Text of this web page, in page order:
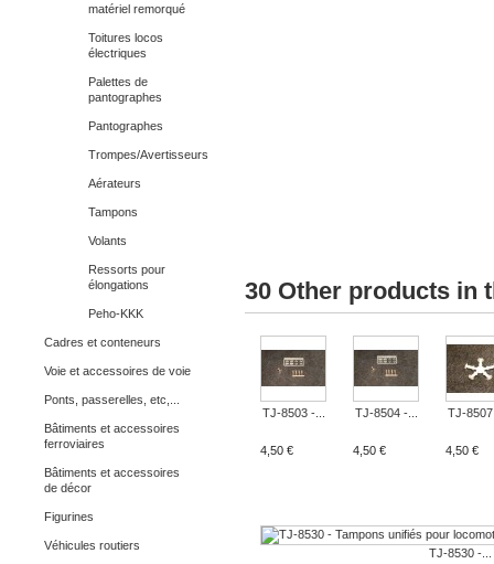
matériel remorqué
Toitures locos
électriques
Palettes de
pantographes
Pantographes
Trompes/Avertisseurs
Aérateurs
Tampons
Volants
Ressorts pour
élongations
Peho-KKK
Cadres et conteneurs
Voie et accessoires de voie
Ponts, passerelles, etc,...
Bâtiments et accessoires
ferroviaires
Bâtiments et accessoires
de décor
Figurines
Véhicules routiers
30 Other products in
TJ-8503 -...
4,50 €
TJ-8504 -...
4,50 €
TJ-
4,50 €
TJ-8530 -...